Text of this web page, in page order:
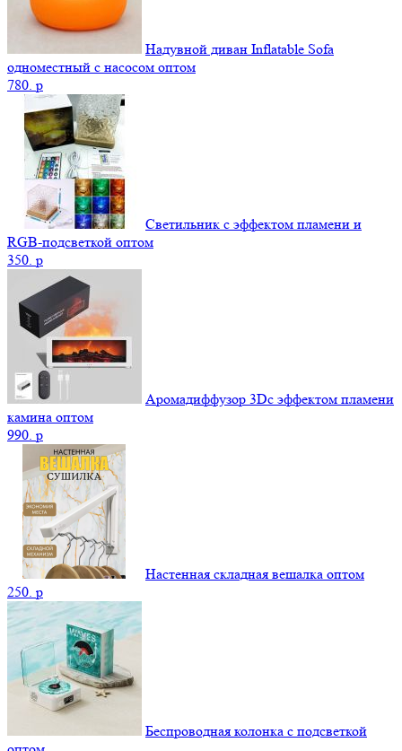
Надувной диван Inflatable Sofa
одноместный с насосом оптом
780. p
Светильник с эффектом пламени и
RGB-подсветкой оптом
350. p
Аромадиффузор 3Dс эффектом пламени
камина оптом
990. p
Настенная складная вешалка оптом
250. p
Беспроводная колонка с подсветкой